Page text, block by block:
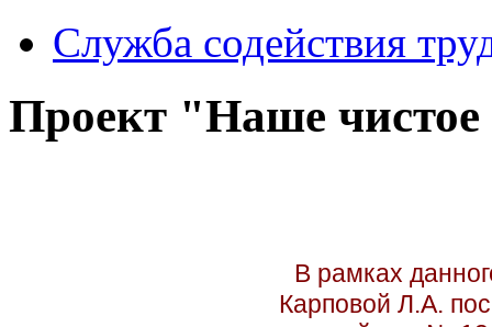
Cлужба содействия
Проект "Наше чистое
В рамках
Карповой Л.А.